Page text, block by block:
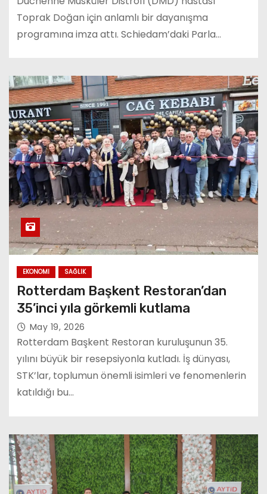
Toprak Doğan için anlamlı bir dayanışma
programına imza attı. Schiedam’daki Parla…
EKONOMI SAĞLIK
Rotterdam Başkent Restoran’dan
35’inci yıla görkemli kutlama
May 19, 2026
Rotterdam Başkent Restoran kuruluşunun 35.
yılını büyük bir resepsiyonla kutladı. İş dünyası,
STK’lar, toplumun önemli isimleri ve fenomenlerin
katıldığı bu…